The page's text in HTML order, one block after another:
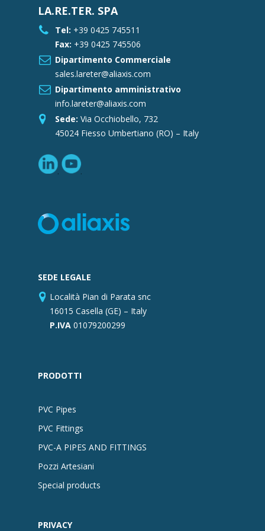
LA.RE.TER. SPA
Tel: +39 0425 745511
Fax: +39 0425 745506
Dipartimento Commerciale
sales.lareter@aliaxis.com
Dipartimento amministrativo
info.lareter@aliaxis.com
Sede: Via Occhiobello, 732
45024 Fiesso Umbertiano (RO) – Italy
SEDE LEGALE
Località Pian di Parata snc
16015 Casella (GE) – Italy
P.IVA 01079200299
PRODOTTI
PVC Pipes
PVC Fittings
PVC-A PIPES AND FITTINGS
Pozzi Artesiani
Special products
PRIVACY